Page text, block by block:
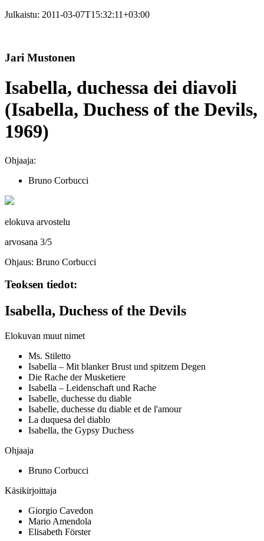
Julkaistu: 2011-03-07T15:32:11+03:00
Jari Mustonen
Isabella, duchessa dei diavoli
(Isabella, Duchess of the Devils,
1969)
Ohjaaja:
Bruno Corbucci
elokuva arvostelu
arvosana 3/5
Ohjaus: Bruno Corbucci
Teoksen tiedot:
Isabella, Duchess of the Devils
Elokuvan muut nimet
Ms. Stiletto
Isabella – Mit blanker Brust und spitzem Degen
Die Rache der Musketiere
Isabella – Leidenschaft und Rache
Isabelle, duchesse du diable
Isabelle, duchesse du diable et de l'amour
La duquesa del diablo
Isabella, the Gypsy Duchess
Ohjaaja
Bruno Corbucci
Käsikirjoittaja
Giorgio Cavedon
Mario Amendola
Elisabeth Förster